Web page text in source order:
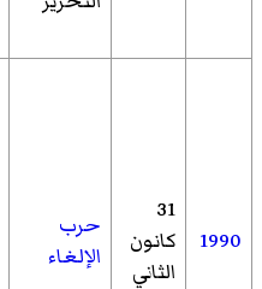
1990
31
كانون
الثاني
حرب
الإلغاء